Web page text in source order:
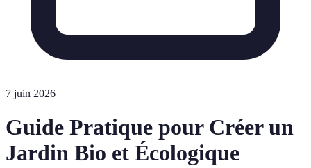
7 juin 2026
Guide Pratique pour Créer un
Jardin Bio et Écologique